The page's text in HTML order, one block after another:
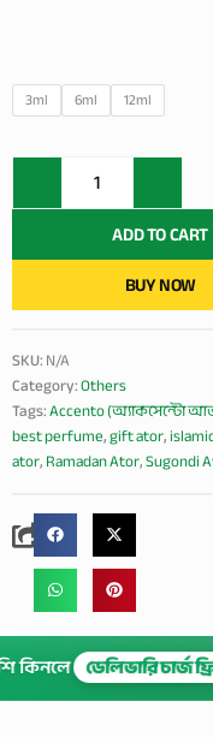
3ml 6ml 12ml
The
Akcento
অ্যাকসেন্টো
আতর
Premium
Ator
100%
Free
Long
Lasting
Fragrance
Perfume
|
quantity
ADD TO CART
BUY NOW
SKU:N/A
Category:Others
Tags:Accento (অ্যাকসেন্টো
best perfume,gift ator,
ator,Ramadan Ator,Sugondi
কিনলে ডেলিভারি চার্জ